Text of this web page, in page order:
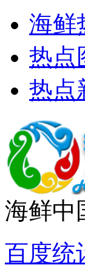
海鲜
热点
热点
海鲜中
百度统